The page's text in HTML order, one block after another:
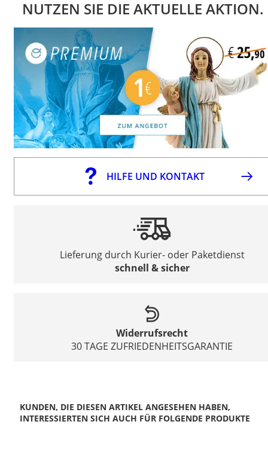
NUTZEN SIE DIE AKTUELLE AKTION.
HILFE UND KONTAKT
Lieferung durch Kurier- oder Paketdienst
schnell & sicher
Widerrufsrecht
30 TAGE ZUFRIEDENHEITSGARANTIE
KUNDEN, DIE DIESEN ARTIKEL ANGESEHEN HABEN,
INTERESSIERTEN SICH AUCH FÜR FOLGENDE PRODUKTE